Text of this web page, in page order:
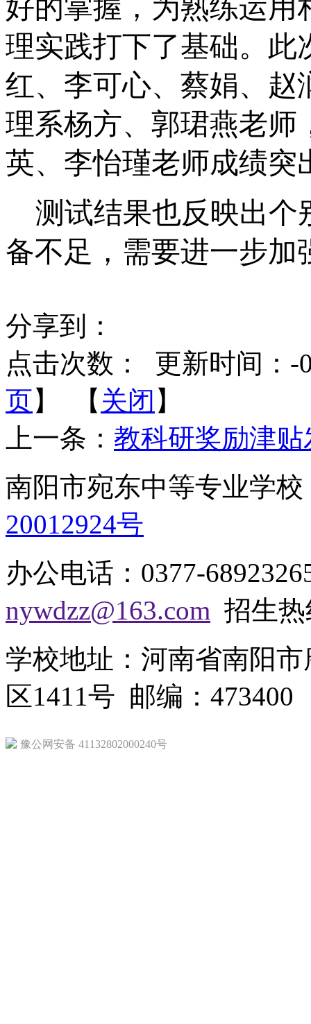
好的掌握，为熟练运用
理实践打下了基础。此
红、李可心、蔡娟、赵
理系杨方、郭珺燕老师
英、李怡瑾老师成绩突
测试结果也反映出个
备不足，需要进一步加
分享到：
点击次数：
更新时间：-
页】 【 关闭 】
上一条： 教科研奖励津
南阳市宛东中等专业学
20012924号
办公电话：0377-
nywdzz@163.com 招生热
学校地址：河南省南阳
区1411号 邮编：473400
豫公网安备 41132802000240号